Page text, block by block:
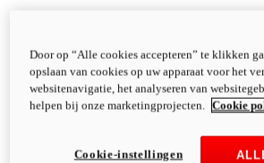
Door op “Alle cookies accepteren” te klikken
opslaan van cookies op uw apparaat voor het
websitenavigatie, het analyseren van
helpen bij onze marketingprojecten.
Cookie
Cookie-instellingen